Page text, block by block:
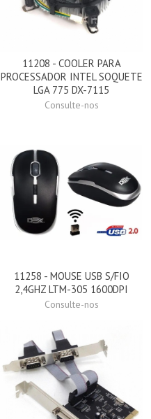
11208 - COOLER PARA
PROCESSADOR INTEL SOQUETE
LGA 775 DX-7115
Consulte-nos
11258 - MOUSE USB S/FIO
2,4GHZ LTM-305 1600DPI
Consulte-nos